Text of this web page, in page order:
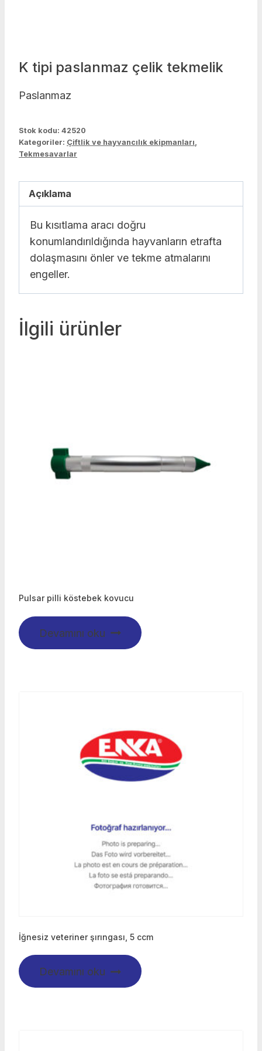
K tipi paslanmaz çelik tekmelik
Paslanmaz
Stok kodu: 42520
Kategoriler: Çiftlik ve hayvancılık ekipmanları,
Tekmesavarlar
Açıklama
Bu kısıtlama aracı doğru
konumlandırıldığında hayvanların etrafta
dolaşmasını önler ve tekme atmalarını
engeller.
İlgili ürünler
Pulsar pilli köstebek kovucu
Devamını oku
İğnesiz veteriner şırıngası, 5 ccm
Devamını oku